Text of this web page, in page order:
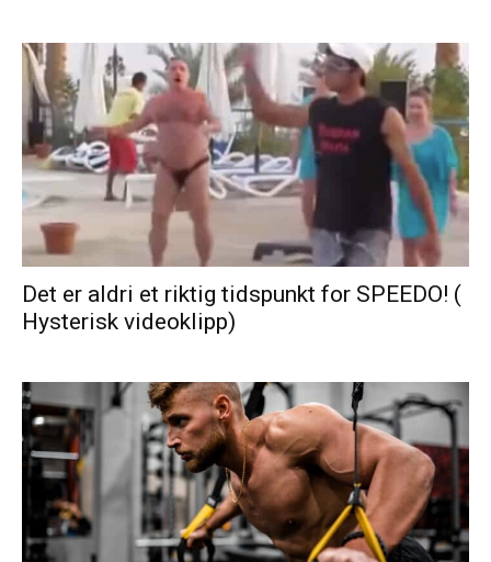
Det er aldri et riktig tidspunkt for SPEEDO! (
Hysterisk videoklipp)